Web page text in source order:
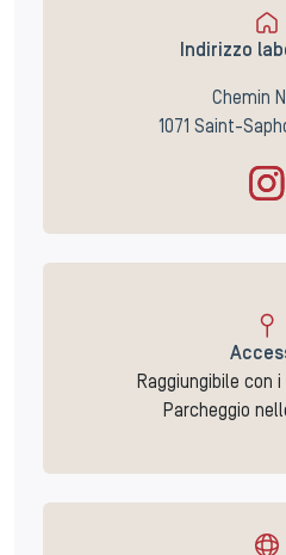
Indirizzo
Chemin
1071 Saint-
Raggiungibile con
Parcheggio